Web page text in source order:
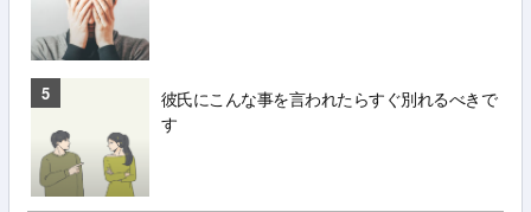
5
彼氏にこんな事を言われたらすぐ別れるべきで
す